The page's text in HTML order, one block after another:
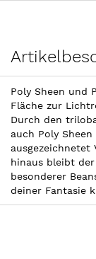
Poly Sheen und
Fläche zur
Durch den
auch Poly
ausgezeichnetet
hinaus bleibt
besonderer
deiner Fantasie